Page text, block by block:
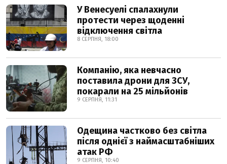
У Венесуелі спалахнули
протести через щоденні
відключення світла
8 СЕРПНЯ, 18:00
Компанію, яка невчасно
поставила дрони для ЗСУ,
покарали на 25 мільйонів
9 СЕРПНЯ, 11:31
Одещина частково без світла
після однієї з наймасштабніших
атак РФ
9 СЕРПНЯ, 10:40